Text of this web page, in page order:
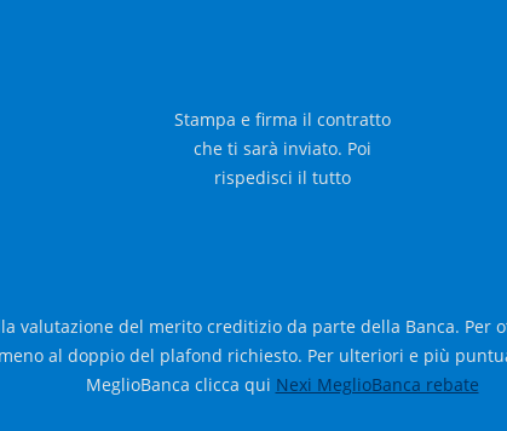
Stampa e firma il contratto
che ti sarà inviato. Poi
rispedisci il tutto
valutazione del merito creditizio da parte della Banca. Per
al doppio del plafond richiesto. Per ulteriori e più
MeglioBanca clicca qui Nexi MeglioBanca rebate